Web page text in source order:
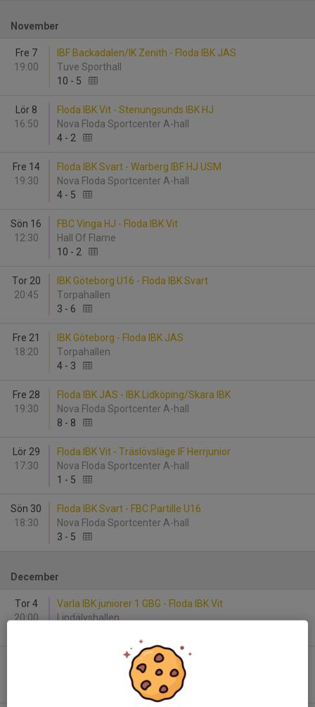
November
Fre 7
19:00
IBF Backadalen/IK Zenith - Floda IBK JAS
Tuve Sporthall
10 - 5
Lör 8
16:50
Floda IBK Vit - Stenungsunds IBK HJ
Nova Floda Sportcenter A-hall
4 - 2
Fre 14
19:30
Floda IBK Svart - Warberg IBF HJ USM
Nova Floda Sportcenter A-hall
4 - 5
Sön 16
12:30
FBC Vinga HJ - Floda IBK Vit
Hall Of Flame
10 - 2
Tor 20
20:45
IBK Göteborg U16 - Floda IBK Svart
Torpahallen
3 - 6
Fre 21
18:20
IBK Göteborg - Floda IBK JAS
Torpahallen
4 - 3
Fre 28
19:30
Floda IBK JAS - IBK Lidköping/Skara IBK
Nova Floda Sportcenter A-hall
8 - 8
Lör 29
17:30
Floda IBK Vit - Träslövsläge IF Herrjunior
Nova Floda Sportcenter A-hall
1 - 5
Sön 30
18:30
Floda IBK Svart - FBC Partille U16
Nova Floda Sportcenter A-hall
3 - 5
December
Tor 4
20:00
Varla IBK juniorer 1 GBG - Floda IBK Vit
Lindälvshallen
Pixbo IBF Utveckling - Floda IBK Svart
Wallenstam Arena A